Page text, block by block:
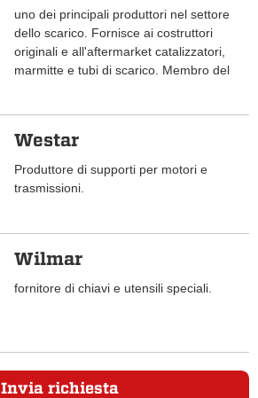
uno dei principali produttori nel settore
dello scarico. Fornisce ai costruttori
originali e all'aftermarket catalizzatori,
marmitte e tubi di scarico. Membro del
Westar
Produttore di supporti per motori e
trasmissioni.
Wilmar
fornitore di chiavi e utensili speciali.
Invia richiesta